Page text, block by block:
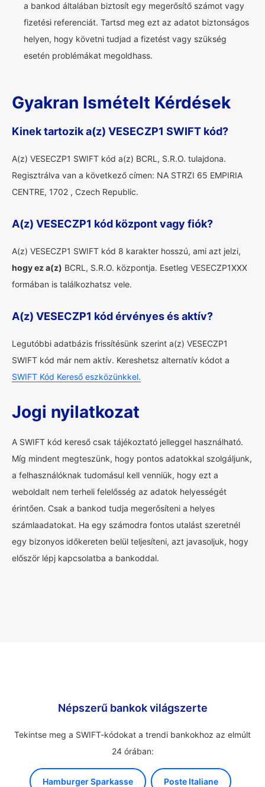
a bankod általában biztosít egy megerősítő számot vagy
fizetési referenciát. Tartsd meg ezt az adatot biztonságos
helyen, hogy követni tudjad a fizetést vagy szükség
esetén problémákat megoldhass.
Gyakran Ismételt Kérdések
Kinek tartozik a(z) VESECZP1 SWIFT kód?
A(z) VESECZP1 SWIFT kód a(z) BCRL, S.R.O. tulajdona.
Regisztrálva van a következő címen: NA STRZI 65 EMPIRIA
CENTRE, 1702 , Czech Republic.
A(z) VESECZP1 kód központ vagy fiók?
A(z) VESECZP1 SWIFT kód 8 karakter hosszú, ami azt jelzi,
hogy ez a(z) BCRL, S.R.O. központja. Esetleg VESECZP1XXX
formában is találkozhatsz vele.
A(z) VESECZP1 kód érvényes és aktív?
Legutóbbi adatbázis frissítésünk szerint a(z) VESECZP1
SWIFT kód már nem aktív. Kereshetsz alternatív kódot a
SWIFT Kód Kereső eszközünkkel.
Jogi nyilatkozat
A SWIFT kód kereső csak tájékoztató jelleggel használható.
Míg mindent megteszünk, hogy pontos adatokkal szolgáljunk,
a felhasználóknak tudomásul kell venniük, hogy ezt a
weboldalt nem terheli felelősség az adatok helyességét
érintően. Csak a bankod tudja megerősíteni a helyes
számlaadatokat. Ha egy számodra fontos utalást szeretnél
egy bizonyos időkereten belül teljesíteni, azt javasoljuk, hogy
először lépj kapcsolatba a bankoddal.
Népszerű bankok világszerte
Tekintse meg a SWIFT-kódokat a trendi bankokhoz az elmúlt
24 órában:
Hamburger Sparkasse Poste Italiane